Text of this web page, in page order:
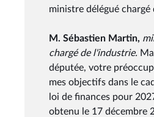
ministre délégué chargé
M. Sébastien Martin,
chargé de l'industrie.
députée, votre
mes objectifs dans le
loi de finances pour
obtenu le 17 décembre